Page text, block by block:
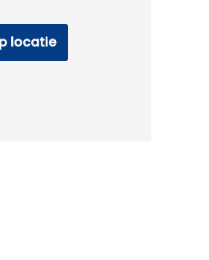
locatie